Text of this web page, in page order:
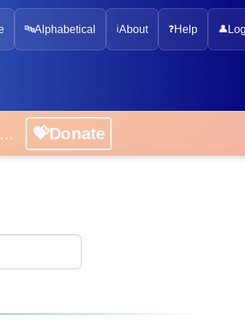
🔤Alphabetical ℹ️About ❓Help 👤
... 💝Donate